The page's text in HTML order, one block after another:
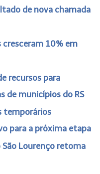
de nova chamada
10% em
recursos para
de municípios do RS
temporários
para a próxima etapa
Lourenço retoma